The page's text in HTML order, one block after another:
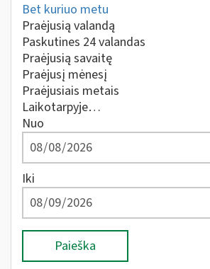
Bet kuriuo metu
Praėjusią valandą
Paskutines 24 valandas
Praėjusią savaitę
Praėjusį mėnesį
Praėjusiais metais
Laikotarpyje…
Nuo
Iki
Paieška